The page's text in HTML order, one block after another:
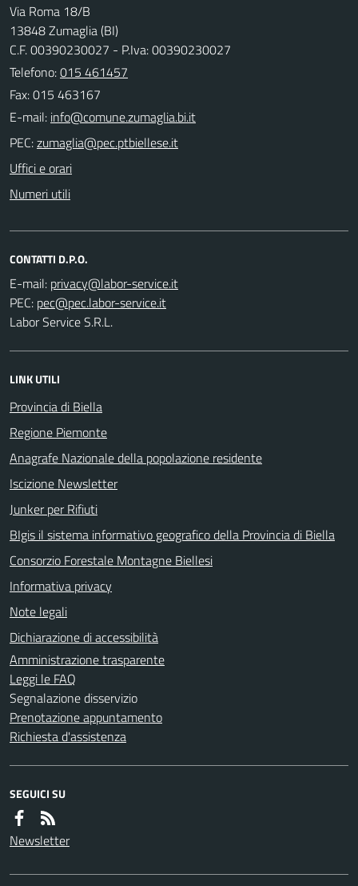
Via Roma 18/B
13848 Zumaglia (BI)
C.F. 00390230027 - P.Iva: 00390230027
Telefono:015 461457
Fax: 015 463167
E-mail:
PEC:
Uffici e orari
Numeri utili
CONTATTI D.P.O.
E-mail:
PEC:
Labor Service S.R.L.
LINK UTILI
Provincia di Biella
Regione Piemonte
Anagrafe Nazionale della popolazione residente
Iscizione Newsletter
Junker per Rifiuti
BIgis il sistema informativo geografico della Provincia di Biella
Consorzio Forestale Montagne Biellesi
Informativa privacy
Note legali
Dichiarazione di accessibilità
Amministrazione trasparente
Leggi le FAQ
Segnalazione disservizio
Prenotazione appuntamento
Richiesta d'assistenza
SEGUICI SU
Newsletter